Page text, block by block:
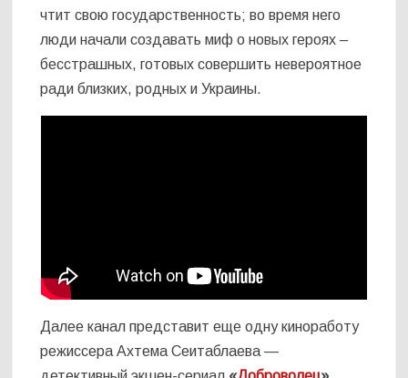
чтит свою государственность; во время него
люди начали создавать миф о новых героях –
бесстрашных, готовых совершить невероятное
ради близких, родных и Украины.
Далее канал представит еще одну киноработу
режиссера Ахтема Сеитаблаева —